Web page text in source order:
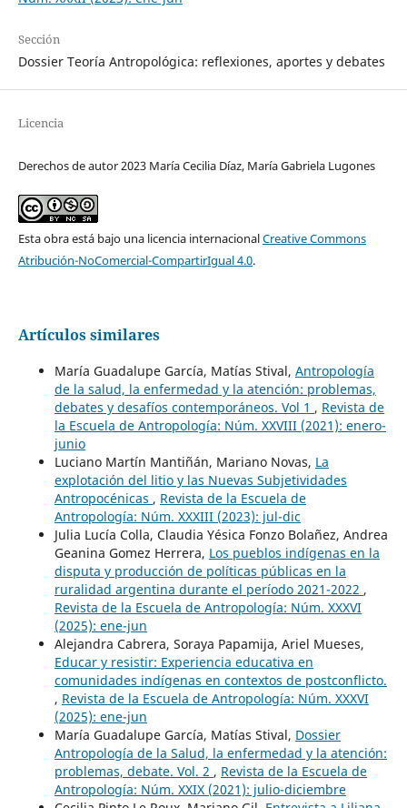
Sección
Dossier Teoría Antropológica: reflexiones, aportes y debates
Licencia
Derechos de autor 2023 María Cecilia Díaz, María Gabriela Lugones
Esta obra está bajo una licencia internacionalCreative Commons
Atribución-NoComercial-CompartirIgual 4.0.
Artículos similares
María Guadalupe García, Matías Stival, Antropología
de la salud, la enfermedad y la atención: problemas,
debates y desafíos contemporáneos. Vol 1 , Revista de
la Escuela de Antropología: Núm. XXVIII (2021): enero-
junio
Luciano Martín Mantiñán, Mariano Novas, La
explotación del litio y las Nuevas Subjetividades
Antropocénicas , Revista de la Escuela de
Antropología: Núm. XXXIII (2023): jul-dic
Julia Lucía Colla, Claudia Yésica Fonzo Bolañez, Andrea
Geanina Gomez Herrera, Los pueblos indígenas en la
disputa y producción de políticas públicas en la
ruralidad argentina durante el período 2021-2022 ,
Revista de la Escuela de Antropología: Núm. XXXVI
(2025): ene-jun
Alejandra Cabrera, Soraya Papamija, Ariel Mueses,
Educar y resistir: Experiencia educativa en
comunidades indígenas en contextos de postconflicto.
, Revista de la Escuela de Antropología: Núm. XXXVI
(2025): ene-jun
María Guadalupe García, Matías Stival, Dossier
Antropología de la Salud, la enfermedad y la atención:
problemas, debate. Vol. 2 , Revista de la Escuela de
Antropología: Núm. XXIX (2021): julio-diciembre